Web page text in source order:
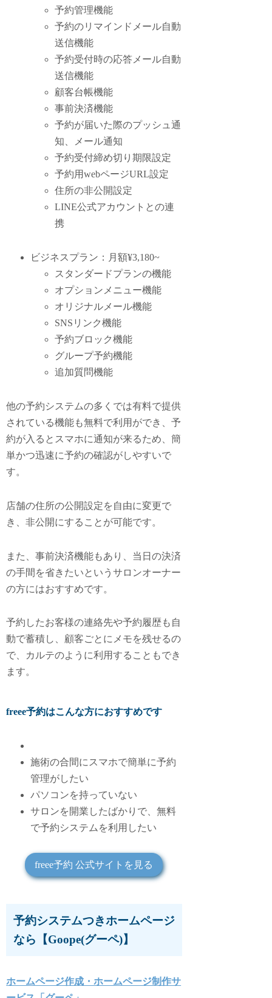
予約管理機能
予約のリマインドメール自動
送信機能
予約受付時の応答メール自動
送信機能
顧客台帳機能
事前決済機能
予約が届いた際のプッシュ通
知、メール通知
予約受付締め切り期限設定
予約用webページURL設定
住所の非公開設定
LINE公式アカウントとの連
携
ビジネスプラン：月額¥3,180~
スタンダードプランの機能
オプションメニュー機能
オリジナルメール機能
SNSリンク機能
予約ブロック機能
グループ予約機能
追加質問機能
他の予約システムの多くでは有料で提供
されている機能も無料で利用ができ、予
約が入るとスマホに通知が来るため、簡
単かつ迅速に予約の確認がしやすいで
す。
店舗の住所の公開設定を自由に変更で
き、非公開にすることが可能です。
また、事前決済機能もあり、当日の決済
の手間を省きたいというサロンオーナー
の方にはおすすめです。
予約したお客様の連絡先や予約履歴も自
動で蓄積し、顧客ごとにメモを残せるの
で、カルテのように利用することもでき
ます。
freee予約はこんな方におすすめです
施術の合間にスマホで簡単に予約
管理がしたい
パソコンを持っていない
サロンを開業したばかりで、無料
で予約システムを利用したい
freee予約 公式サイトを見る
予約システムつきホームページ
なら【Goope(グーペ)】
ホームページ作成・ホームページ制作サ